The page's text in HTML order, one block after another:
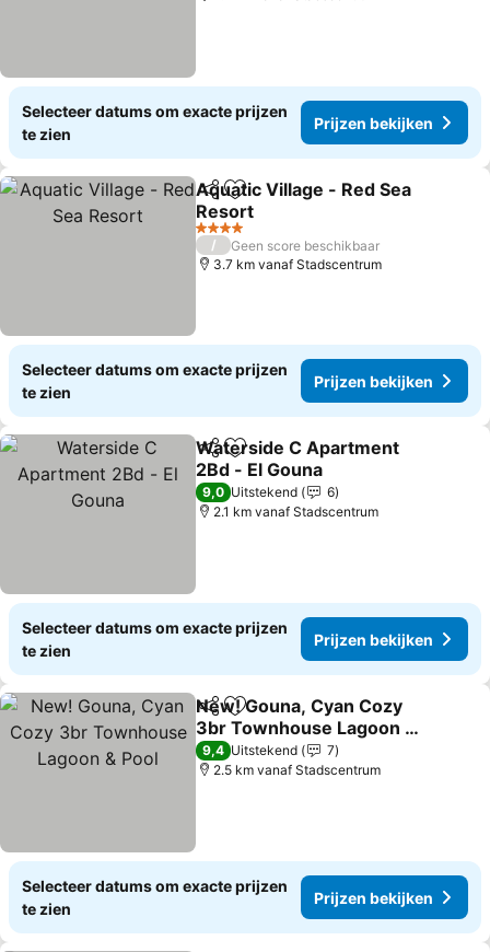
Selecteer datums om exacte prijzen
te zien
Prijzen bekijken
DelenToevoegen aan favorieten
Aquatic Village - Red Sea
Resort
Prijzen bekijken
4 Sterren
/
Geen score beschikbaar
3.7 km vanaf Stadscentrum
Selecteer datums om exacte prijzen
te zien
Prijzen bekijken
DelenToevoegen aan favorieten
Waterside C Apartment
2Bd - El Gouna
Prijzen bekijken
9,0 Uitstekend
6
2.1 km vanaf Stadscentrum
Selecteer datums om exacte prijzen
te zien
Prijzen bekijken
DelenToevoegen aan favorieten
New! Gouna, Cyan Cozy
3br Townhouse Lagoon &
Pool
Prijzen bekijken
9,4 Uitstekend
7
2.5 km vanaf Stadscentrum
Selecteer datums om exacte prijzen
te zien
Prijzen bekijken